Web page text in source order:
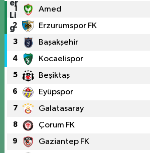
1 Amed
2 Erzurumspor FK
3 Başakşehir
4 Kocaelispor
5 Beşiktaş
6 Eyüpspor
7 Galatasaray
8 Çorum FK
9 Gaziantep FK